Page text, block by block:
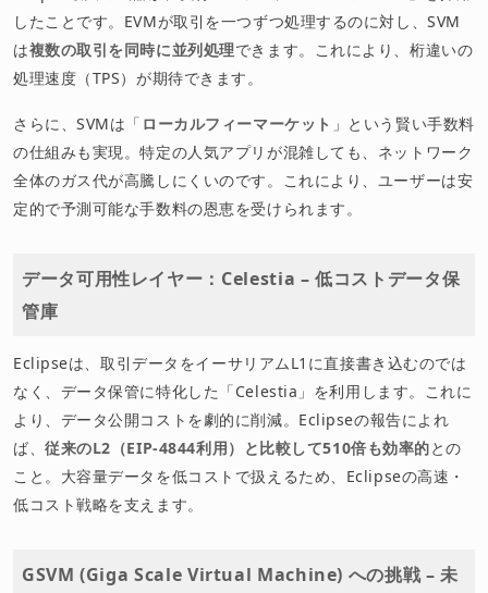
したことです。EVMが取引を一つずつ処理するのに対し、SVM
は複数の取引を同時に並列処理できます。これにより、桁違いの
処理速度（TPS）が期待できます。
さらに、SVMは「 ローカルフィーマーケット 」という賢い手数料
の仕組みも実現。特定の人気アプリが混雑しても、ネットワーク
全体のガス代が高騰しにくいのです。これにより、ユーザーは安
定的で予測可能な手数料の恩恵を受けられます。
データ可用性レイヤー：Celestia – 低コストデータ保
管庫
Eclipseは、取引データをイーサリアムL1に直接書き込むのでは
なく、データ保管に特化した「Celestia」を利用します。これに
より、データ公開コストを劇的に削減。Eclipseの報告によれ
ば、従来のL2（EIP-4844利用）と比較して510倍も効率的との
こと。大容量データを低コストで扱えるため、Eclipseの高速・
低コスト戦略を支えます。
GSVM (Giga Scale Virtual Machine) への挑戦 – 未